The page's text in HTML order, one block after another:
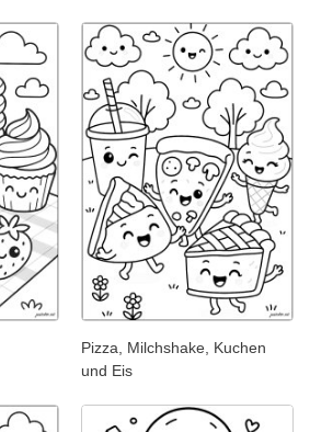
Pizza, Milchshake, Kuchen
und Eis